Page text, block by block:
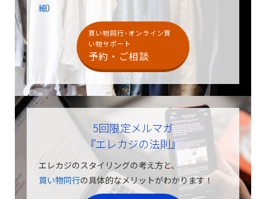
細）
買い物同行･オンライン買
い物サポート
予約・ご相談
5回限定メルマガ
『エレカジの法則』
エレカジのスタイリングの考え方と、
買い物同行の具体的なメリットがわかります！